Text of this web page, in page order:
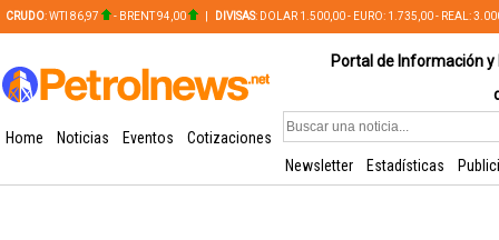
CRUDO: WTI 86,97 - BRENT 94,00 DIVISAS: DOLAR 1.500,00 - EURO: 1.735,00 - REAL:
Portal de Información
Home Noticias Eventos
Cotizaciones
Newsletter
Estadísticas